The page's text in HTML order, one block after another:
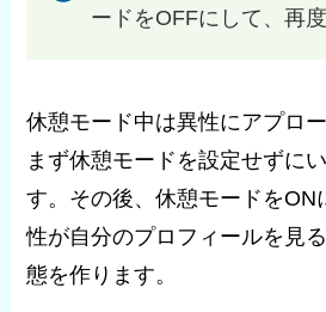
ードをOFFにして、再
休憩モード中は異性にアプロ
まず休憩モードを設定せずに
す。その後、休憩モードをON
性が自分のプロフィールを見
態を作ります。